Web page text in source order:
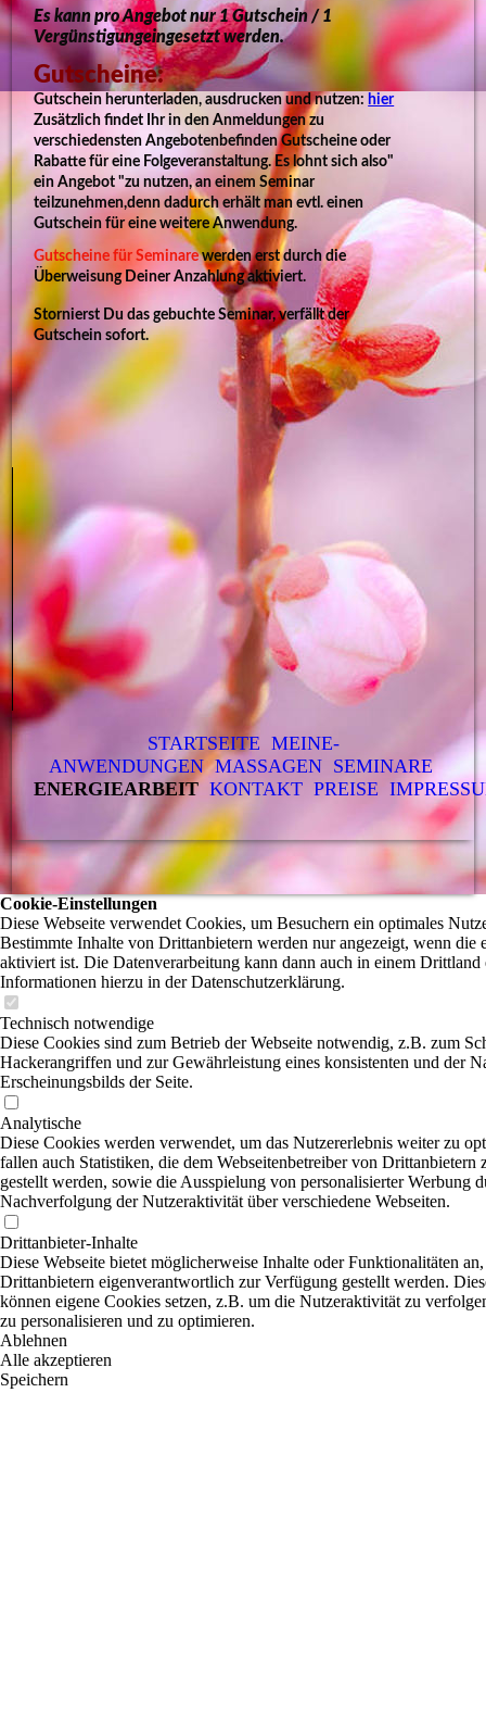
Es kann pro Angebot nur 1 Gutschein / 1
Vergünstigungeingesetzt werden.
Gutscheine:
Gutschein herunterladen, ausdrucken und nutzen: hier
Zusätzlich findet Ihr in den Anmeldungen zu
verschiedensten Angebotenbefinden Gutscheine oder
Rabatte für eine Folgeveranstaltung. Es lohnt sich also"
ein Angebot "zu nutzen, an einem Seminar
teilzunehmen,denn dadurch erhält man evtl. einen
Gutschein für eine weitere Anwendung.
Gutscheine für Seminarewerden erst durch die
Überweisung Deiner Anzahlung aktiviert.
Stornierst Du das gebuchte Seminar, verfällt der
Gutschein sofort.
STARTSEITE MEINE-
ANWENDUNGEN MASSAGEN SEMINARE
ENERGIEARBEIT KONTAKT PREISE
Cookie-Einstellungen
Diese Webseite verwendet Cookies, um Besuchern ein optimales
Bestimmte Inhalte von Drittanbietern werden nur angezeigt, wenn die
aktiviert ist. Die Datenverarbeitung kann dann auch in einem Drittland
Informationen hierzu in der Datenschutzerklärung.
Technisch notwendige
Diese Cookies sind zum Betrieb der Webseite notwendig, z.B. zum
Hackerangriffen und zur Gewährleistung eines konsistenten und der
Erscheinungsbilds der Seite.
Analytische
Diese Cookies werden verwendet, um das Nutzererlebnis weiter zu
fallen auch Statistiken, die dem Webseitenbetreiber von Drittanbietern
gestellt werden, sowie die Ausspielung von personalisierter Werbung
Nachverfolgung der Nutzeraktivität über verschiedene Webseiten.
Drittanbieter-Inhalte
Diese Webseite bietet möglicherweise Inhalte oder Funktionalitäten
Drittanbietern eigenverantwortlich zur Verfügung gestellt werden.
können eigene Cookies setzen, z.B. um die Nutzeraktivität zu
zu personalisieren und zu optimieren.
Ablehnen
Alle akzeptieren
Speichern